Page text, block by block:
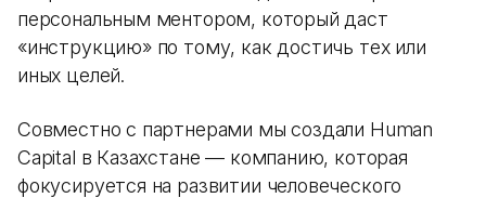
персональным ментором, который даст
«инструкцию» по тому, как достичь тех или
иных целей.
Совместно с партнерами мы создали Human
Capital в Казахстане — компанию, которая
фокусируется на развитии человеческого